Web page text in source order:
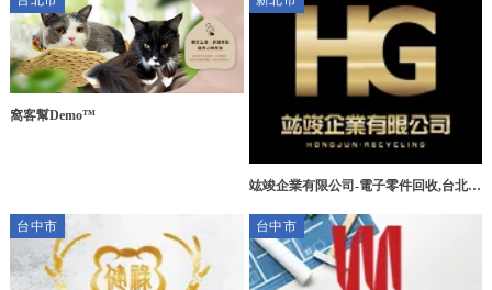
窩客幫Demo™
竑竣企業有限公司-電子零件回收,台北電
電子零件回收
台中市 台中市